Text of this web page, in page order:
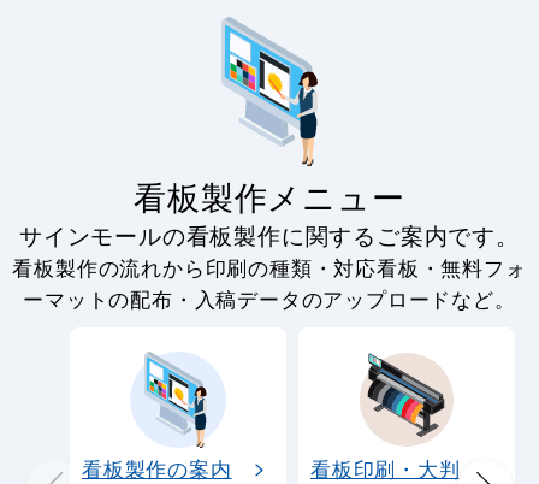
看板製作メニュー
サインモールの看板製作に関するご案内です。
看板製作の流れから印刷の種類・対応看板・無料フォ
ーマットの配布・入稿データのアップロードなど。
看板製作の案内
看板印刷・大判